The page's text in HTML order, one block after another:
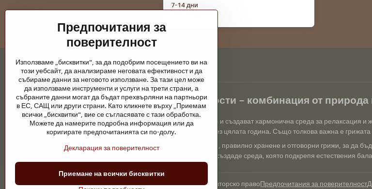
7-14 дни
39,95 €
Градински езера и конски принадлежности – комбинация от природа
Градинските езера са красиво допълнение към всеки екстериор и създават хармонична среда за релаксация
поддръжка са ключови за чиста вода и здравословно езерце през цялата година. Също толкова важна е
Конете се нуждаят от висококачествени конски принадлежности, правилно хранене и отговорни грижи, за да
ездачи, развъдчици или любители на природата, целта е да се създаде среда, която подкрепя естествения
©2026 Авторско правоПредпочитания за поверителност
Предпочитания за
поверителност
Използваме „бисквитки", за да подобрим посещението ви на
този уебсайт, да анализираме неговата ефективност и да
събираме данни за неговото използване. За тази цел може
да използваме инструменти и услуги на трети страни, а
събраните данни могат да бъдат прехвърляни на партньори
в ЕС, САЩ или други страни. Като кликнете върху „Приемам
всички „бисквитки", вие се съгласявате с тази обработка.
Можете да намерите подробна информация или да
коригирате предпочитанията си по-долу.
Декларация за поверителност
Приемане на всички бисквитки